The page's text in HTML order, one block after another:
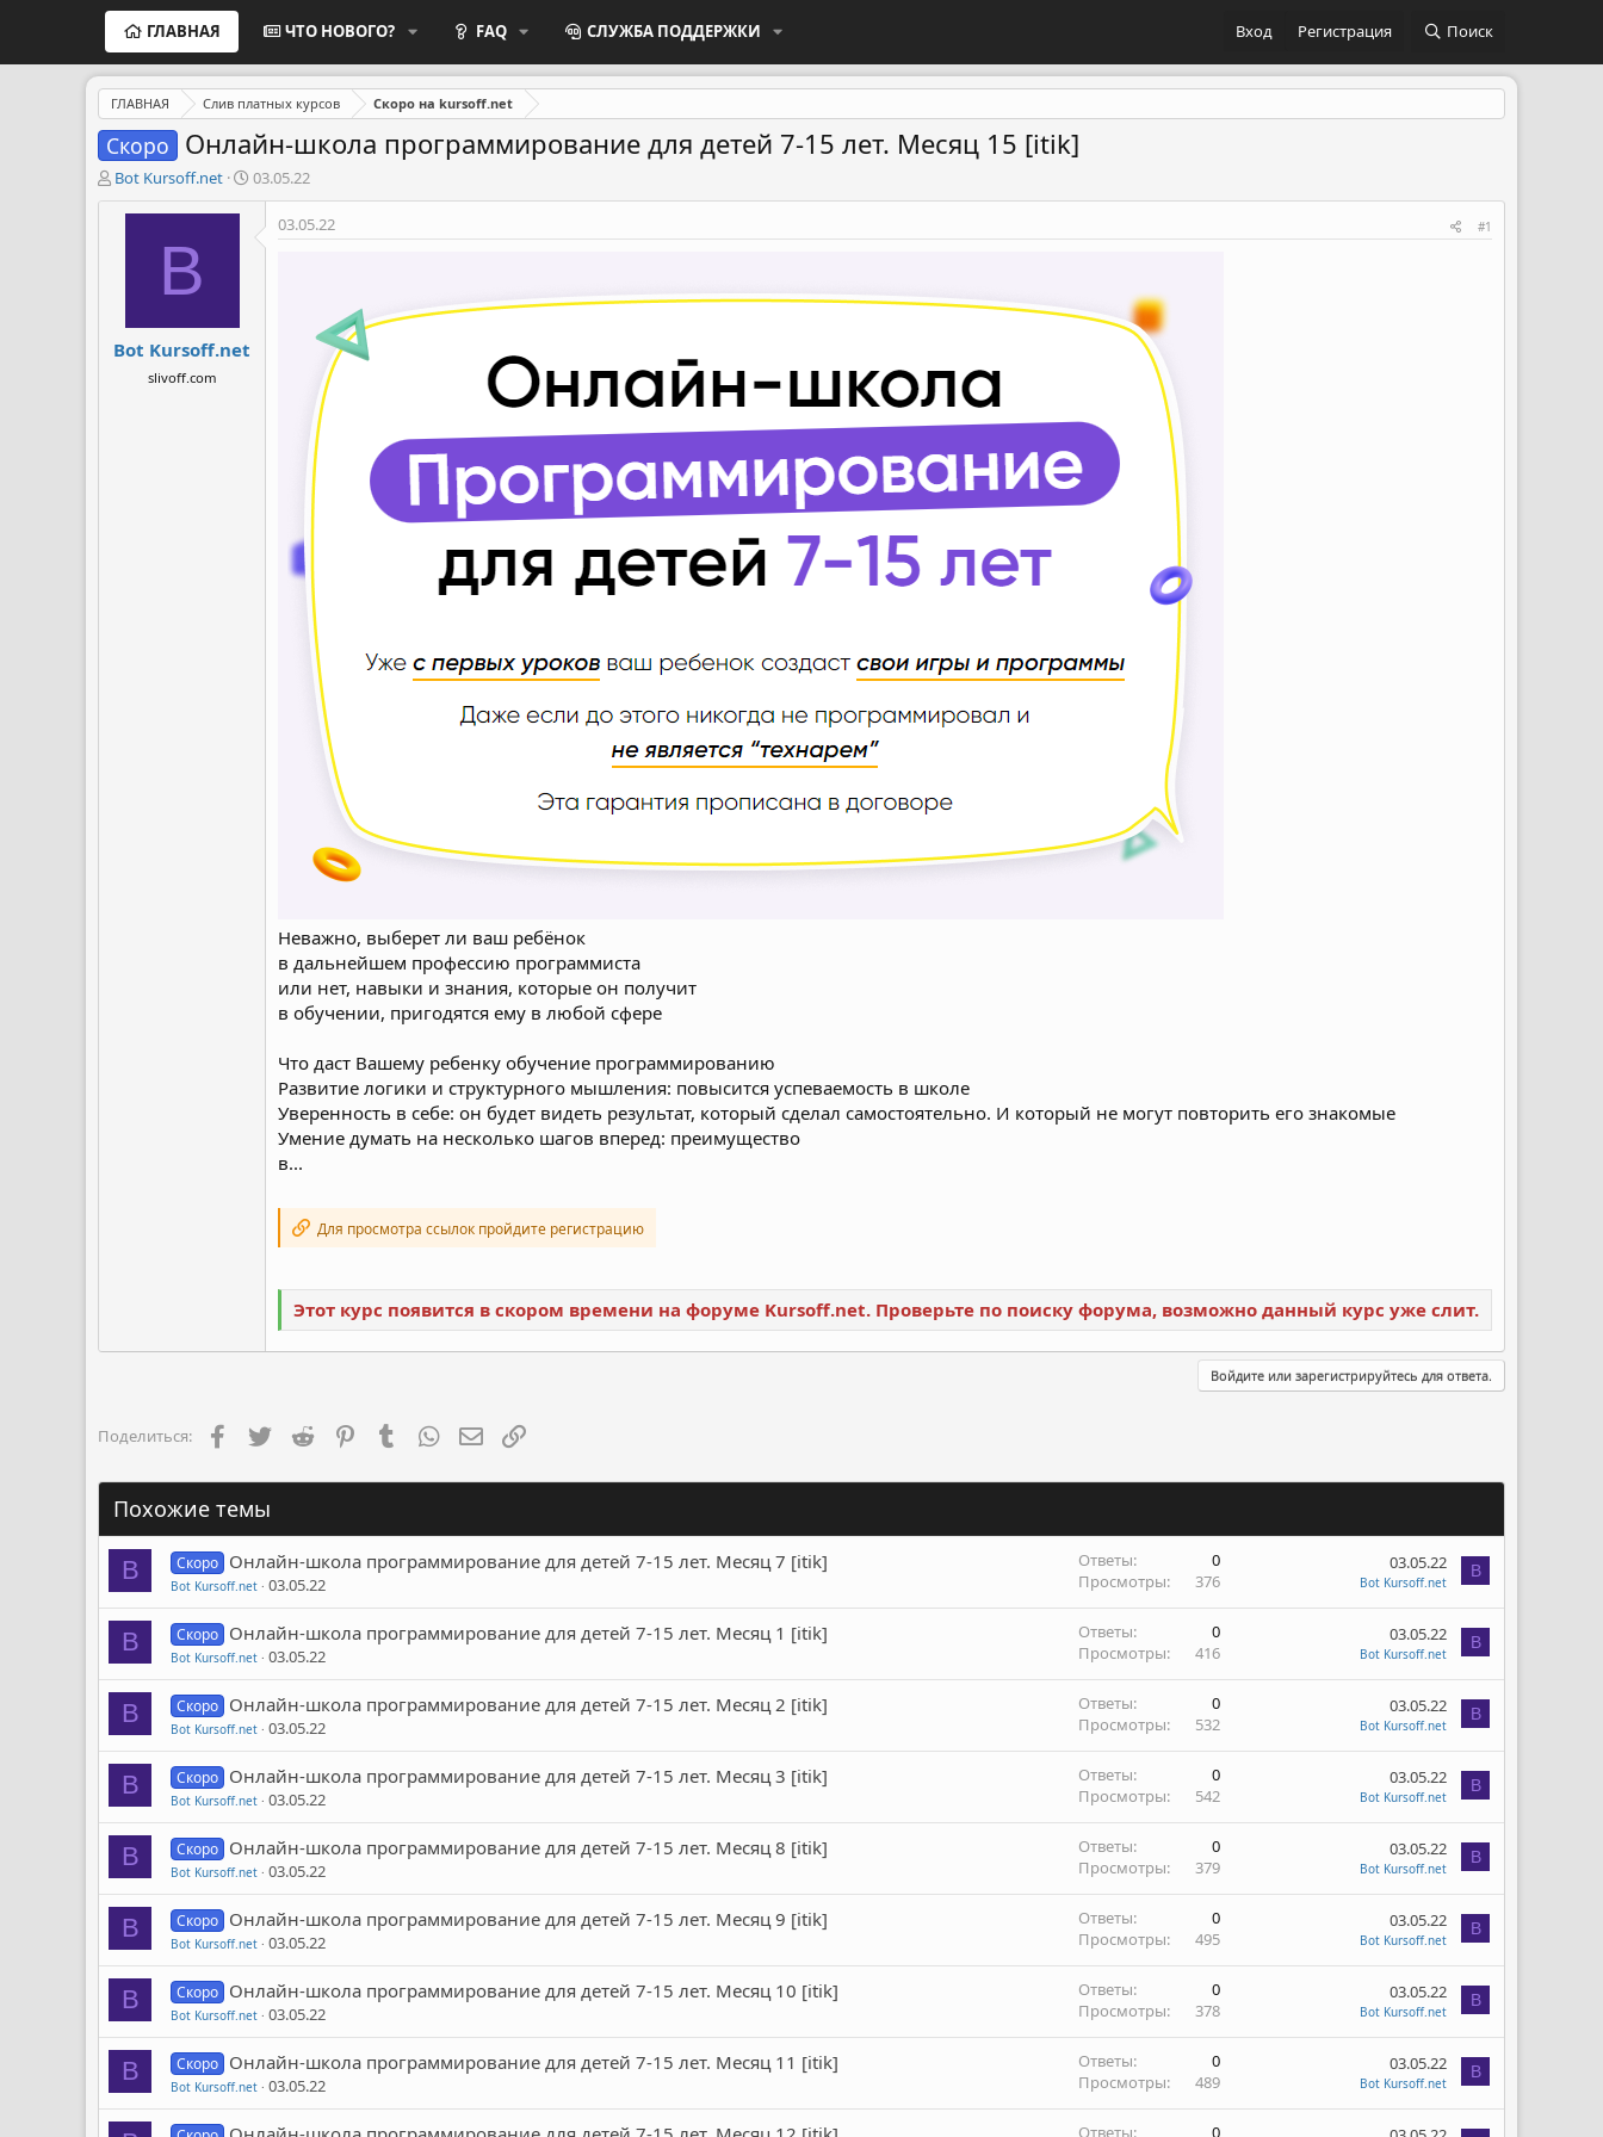
ГЛАВНАЯ ЧТО НОВОГО? FAQ СЛУЖБА ПОДДЕРЖКИ Вход Регистрация Поиск
ГЛАВНАЯ Слив платных курсов Скоро на kursoff.net
Скоро Онлайн-школа программирование для детей 7-15 лет. Месяц 15 [itik]
А
в
ы
Bot Kursoff.net
Д
а
а
03.05.22
B
Bot Kursoff.net
slivoff.com
03.05.22 #1
Неважно, выберет ли ваш ребёнок
в дальнейшем профессию программиста
или нет, навыки и знания, которые он получит
в обучении, пригодятся ему в любой сфере
Что даст Вашему ребенку обучение программированию
Развитие логики и структурного мышления: повысится успеваемость в школе
Уверенность в себе: он будет видеть результат, который сделал самостоятельно. И который не могут повторить его знакомые
Умение думать на несколько шагов вперед: преимущество
в...
Для просмотра ссылок пройдите регистрацию
Этот курс появится в скором времени на форуме Kursoff.net. Проверьте по поиску форума, возможно данный курс уже слит.
Войдите или зарегистрируйтесь для ответа.
Поделиться: FacebookTwitter Reddit PinterestTumblr WhatsAppЭлектронная почта
Похожие темы
B Скоро Онлайн-школа программирование для детей 7-15 лет. Месяц 7 [itik]
Bot Kursoff.net 03.05.22
Ответы
0
Просмотры
376
03.05.22
Bot Kursoff.net
B
B Скоро Онлайн-школа программирование для детей 7-15 лет. Месяц 1 [itik]
Bot Kursoff.net 03.05.22
Ответы
0
Просмотры
416
03.05.22
Bot Kursoff.net
B
B Скоро Онлайн-школа программирование для детей 7-15 лет. Месяц 2 [itik]
Bot Kursoff.net 03.05.22
Ответы
0
Просмотры
532
03.05.22
Bot Kursoff.net
B
B Скоро Онлайн-школа программирование для детей 7-15 лет. Месяц 3 [itik]
Bot Kursoff.net 03.05.22
Ответы
0
Просмотры
542
03.05.22
Bot Kursoff.net
B
B Скоро Онлайн-школа программирование для детей 7-15 лет. Месяц 8 [itik]
Bot Kursoff.net 03.05.22
Ответы
0
Просмотры
379
03.05.22
Bot Kursoff.net
B
B Скоро Онлайн-школа программирование для детей 7-15 лет. Месяц 9 [itik]
Bot Kursoff.net 03.05.22
Ответы
0
Просмотры
495
03.05.22
Bot Kursoff.net
B
B Скоро Онлайн-школа программирование для детей 7-15 лет. Месяц 10 [itik]
Bot Kursoff.net 03.05.22
Ответы
0
Просмотры
378
03.05.22
Bot Kursoff.net
B
B Скоро Онлайн-школа программирование для детей 7-15 лет. Месяц 11 [itik]
Bot Kursoff.net 03.05.22
Ответы
0
Просмотры
489
03.05.22
Bot Kursoff.net
B
Ответы 0